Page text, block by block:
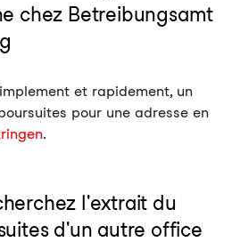
chez Betreibungsamt
et rapidement, un
pour une adresse en
.
l'extrait du
d'un autre office